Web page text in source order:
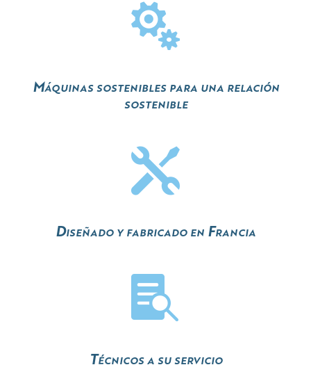

Máquinas sostenibles para una relación
sostenible

Diseñado y fabricado en Francia

Técnicos a su servicio